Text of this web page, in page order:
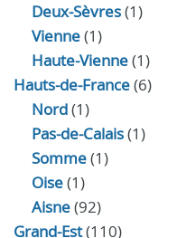
Deux-Sèvres(1)
Vienne(1)
Haute-Vienne(1)
Hauts-de-France(6)
Nord(1)
Pas-de-Calais(1)
Somme(1)
Oise(1)
Aisne(92)
Grand-Est(110)